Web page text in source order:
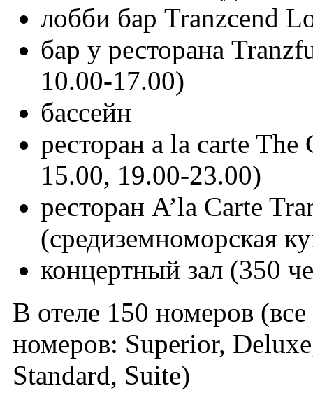
лобби бар Tranzcend
бар у ресторана
10.00-17.00)
бассейн
ресторан a la carte
15.00, 19.00-23.00)
ресторан A’la Carte
(средиземноморская
концертный зал (350
В отеле 150 номеров
номеров: Superior,
Standard, Suite)